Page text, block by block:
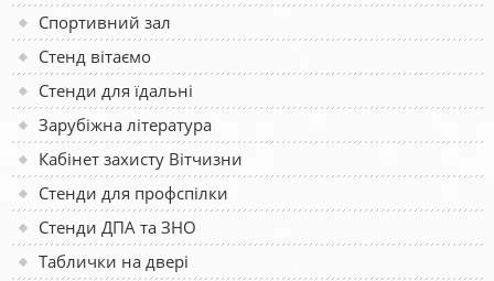
Спортивний зал
Стенд вітаємо
Стенди для їдальні
Зарубіжна література
Кабінет захисту Вітчизни
Стенди для профспілки
Стенди ДПА та ЗНО
Таблички на двері